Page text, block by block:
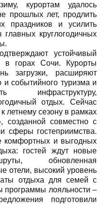
курортам удалось
прошлых лет, продлить
праздников и усилить
круглогодичных
устойчивый
в горах Сочи. Курорты
загрузки, расширяют
и событийного туризма и
инфраструктуру,
отдых. Сейчас
летнему сезону в рамках
созданной совместно с
сферы гостеприимства.
комфортных и выгодных
гостей ждут новые
обновленная
отели, высокий уровень
отдыха для семей с
программы лояльности –
подготовили